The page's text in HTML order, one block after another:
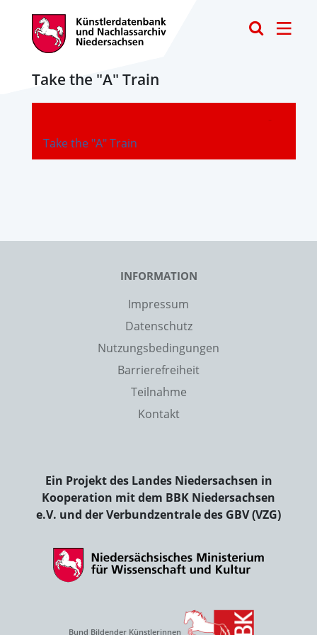
Take the "A" Train
Take the "A" Train
-
INFORMATION
Impressum
Datenschutz
Nutzungsbedingungen
Barrierefreiheit
Teilnahme
Kontakt
Ein Projekt des Landes Niedersachsen in
Kooperation mit dem BBK Niedersachsen
e.V. und der Verbundzentrale des GBV (VZG)
Bund Bildender Künstlerinnen